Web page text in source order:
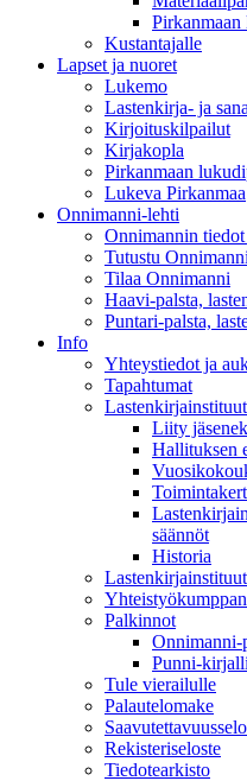
Kustantajalle
Lapset ja nuoret
Lukemo
Lastenkirja- ja
Kirjoituskilpailut
Kirjakopla
Pirkanmaan
Lukeva Pirkanmaa
Onnimanni-lehti
Onnimannin
Tutustu
Tilaa Onnimanni
Haavi-palsta,
Puntari-palsta,
Info
Yhteystiedot ja
Tapahtumat
Liity
Hallituksen
säännöt
Historia
Palkinnot
Onnimanni-
Punni-
Tule vierailulle
Palautelomake
Rekisteriseloste
Tiedotearkisto